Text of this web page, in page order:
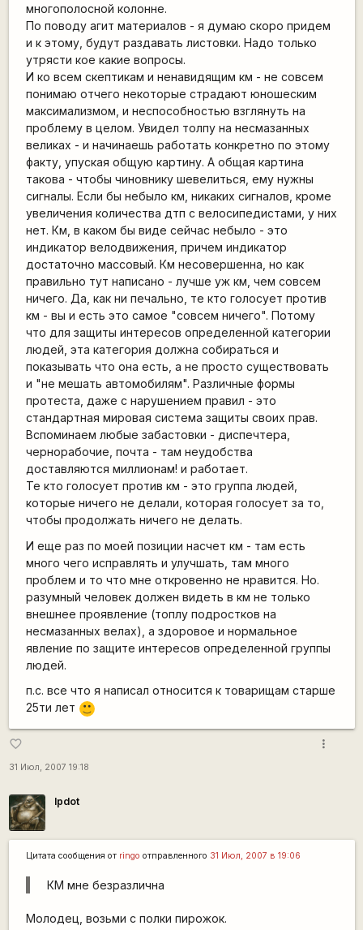
многополосной колонне.
По поводу агит материалов - я думаю скоро придем
и к этому, будут раздавать листовки. Надо только
утрясти кое какие вопросы.
И ко всем скептикам и ненавидящим км - не совсем
понимаю отчего некоторые страдают юношеским
максимализмом, и неспособностью взглянуть на
проблему в целом. Увидел толпу на несмазанных
великах - и начинаешь работать конкретно по этому
факту, упуская общую картину. А общая картина
такова - чтобы чиновнику шевелиться, ему нужны
сигналы. Если бы небыло км, никаких сигналов, кроме
увеличения количества дтп с велосипедистами, у них
нет. Км, в каком бы виде сейчас небыло - это
индикатор велодвижения, причем индикатор
достаточно массовый. Км несовершенна, но как
правильно тут написано - лучше уж км, чем совсем
ничего. Да, как ни печально, те кто голосует против
км - вы и есть это самое "совсем ничего". Потому
что для защиты интересов определенной категории
людей, эта категория должна собираться и
показывать что она есть, а не просто существовать
и "не мешать автомобилям". Различные формы
протеста, даже с нарушением правил - это
стандартная мировая система защиты своих прав.
Вспоминаем любые забастовки - диспечтера,
чернорабочие, почта - там неудобства
доставляются миллионам! и работает.
Те кто голосует против км - это группа людей,
которые ничего не делали, которая голосует за то,
чтобы продолжать ничего не делать.
И еще раз по моей позиции насчет км - там есть
много чего исправлять и улучшать, там много
проблем и то что мне откровенно не нравится. Но.
разумный человек должен видеть в км не только
внешнее проявление (топлу подростков на
несмазанных велах), а здоровое и нормальное
явление по защите интересов определенной группы
людей.
п.с. все что я написал относится к товарищам старше
25ти лет
:)
favorite_border
31 Июл, 2007 19:18
more_vert
lpdot
Цитата сообщения от ringo отправленного 31 Июл, 2007 в 19:06
КМ мне безразлична
Молодец, возьми с полки пирожок.